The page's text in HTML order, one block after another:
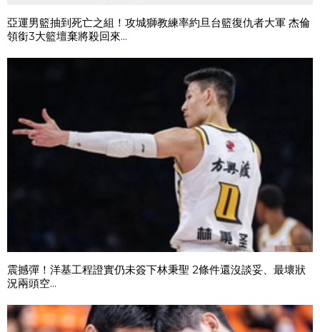
亞運男籃抽到死亡之組！攻城獅教練率約旦台籃復仇者大軍 杰倫
領銜3大籃壇棄將殺回來...
震撼彈！洋基工程證實仍未簽下林秉聖 2條件還沒談妥、最壞狀
況兩頭空...